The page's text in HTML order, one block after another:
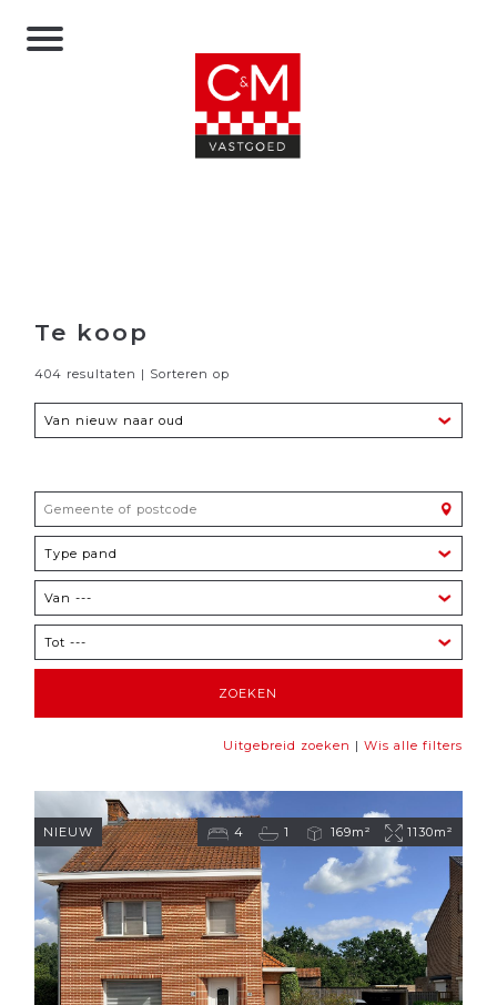
Te koop
404 resultaten | Sorteren op
Uitgebreid zoeken | Wis alle filters
4 1 169m² 1130m²
NIEUW